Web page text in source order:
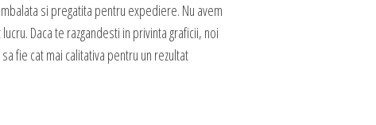
si pregatita pentru expediere. Nu avem
Daca te razgandesti in privinta graficii, noi
fie cat mai calitativa pentru un rezultat